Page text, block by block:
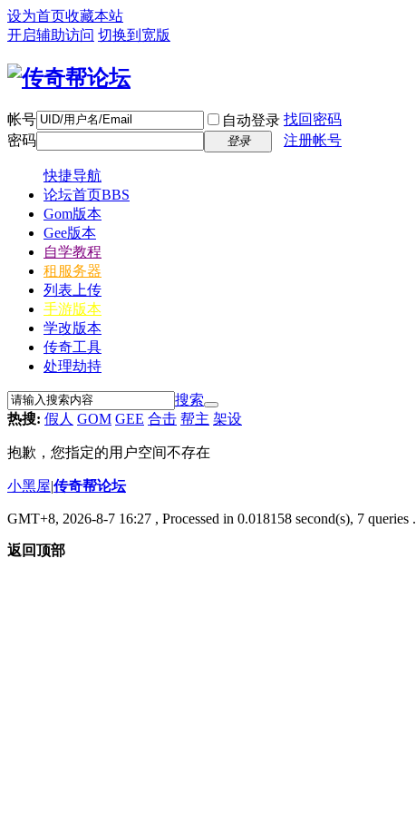
设为首页收藏本站
开启辅助访问 切换到宽版
帐号 自动登录 找回密码
密码
登录 注册帐号
快捷导航
论坛首页BBS
Gom版本
Gee版本
自学教程
租服务器
列表上传
手游版本
学改版本
传奇工具
处理劫持
搜索
热搜: 假人 GOM GEE 合击 帮主 架设
抱歉，您指定的用户空间不存在
小黑屋|传奇帮论坛
GMT+8, 2026-8-7 16:27 , Processed in 0.018158 second(s), 7 queries .
返回顶部